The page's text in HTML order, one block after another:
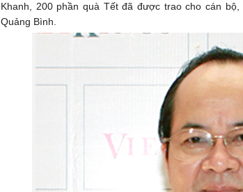
Khanh, 200 phần quà Tết đã được trao cho cán
Quảng Bình.